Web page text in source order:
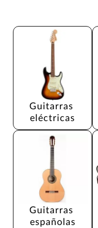
Guitarras
eléctricas
Guitarras
españolas